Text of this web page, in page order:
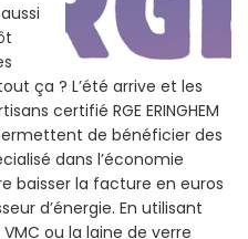
ça ? L’été arrive et les
certifié RGE ERINGHEM
de bénéficier des
dans l’économie
baisser la facture en euros
d’énergie. En utilisant
ou la laine de verre